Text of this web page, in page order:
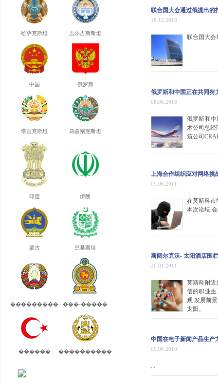
哈萨克斯坦 吉尔吉斯斯坦
中国 俄罗斯
塔吉克斯坦 乌兹别克斯坦
印度 伊朗
蒙古 巴基斯坦
��������� ���-�����
������ ����������
联合国大会通过俄提出的
18.12.2018
联合国大会
俄罗斯和中国正在共同努
08.06.2018
俄罗斯和
术公司总经
筑公司
上海合作组织应对网络挑
09.06.2011
在莫斯科市
本次论坛
斯阔尔克沃- 太阳酒店围栏
20.01.2011
莫斯科附
信的职业
观 发展前
太阳。
中国在电子新闻产品生产
09.06.2010
...